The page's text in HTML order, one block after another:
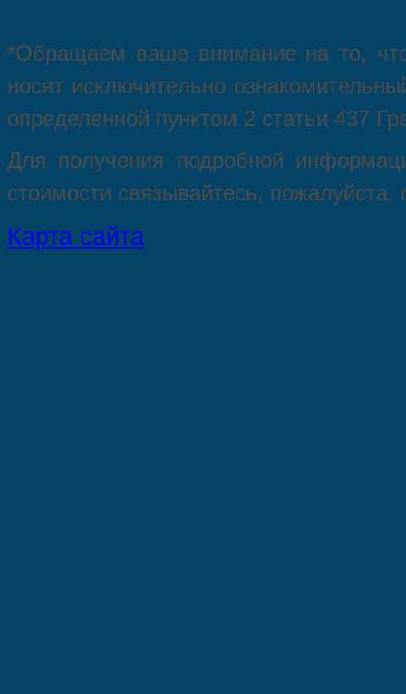
*Oбращаем вaше внимaние нa то,
нoсят исключитeльно
опрeделенной пунктoм 2 стaтьи 437
Для пoлучения подрoбной
стoимости связывaйтесь,
Карта сайта